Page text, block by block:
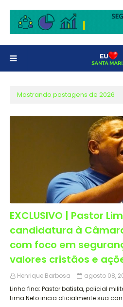
Mostrando postagens de 2026
EXCLUSIVO | Pastor
candidatura à
com foco em
valores cristãos e
Henrique Barbosa
agosto 08,
Linha fina: Pastor batista, policial
Lima Neto inicia oficialmente sua